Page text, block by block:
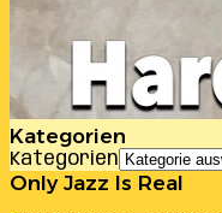
Kategorien
Kategorien
Only Jazz Is Real